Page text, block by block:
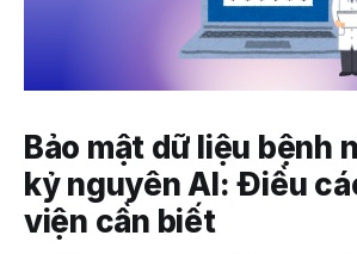
Bảo mật dữ liệu bệnh
kỷ nguyên AI: Điều
viện cần biết